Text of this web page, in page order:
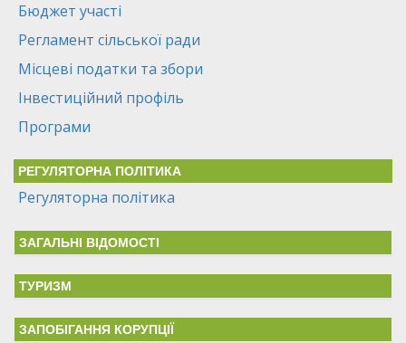
Бюджет участі
Регламент сільської ради
Місцеві податки та збори
Інвестиційний профіль
Програми
РЕГУЛЯТОРНА ПОЛІТИКА
Регуляторна політика
ЗАГАЛЬНІ ВІДОМОСТІ
ТУРИЗМ
ЗАПОБІГАННЯ КОРУПЦІЇ